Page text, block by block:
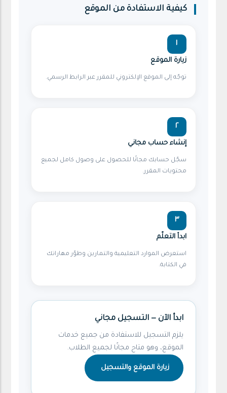
كيفية الاستفادة من الموقع
١
زيارة الموقع
توجّه إلى الموقع الإلكتروني للمقرر عبر الرابط الرسمي.
٢
إنشاء حساب مجاني
سجّل حسابك مجانًا للحصول على وصول كامل لجميع
محتويات المقرر.
٣
ابدأ التعلّم
استعرض الموارد التعليمية والتمارين وطوّر مهاراتك
في الكتابة.
ابدأ الآن — التسجيل مجاني
يلزم التسجيل للاستفادة من جميع خدمات
الموقع، وهو متاح مجانًا لجميع الطلاب.
زيارة الموقع والتسجيل